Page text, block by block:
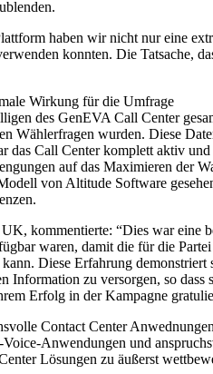
haben wir nicht nur eine
konnten. Die
Wirkung für die Umfrage
des GenEVA Call Center
Wählerfragen wurden. Diese
das Call Center komplett aktiv
auf das Maximieren der
von Altitude Software
kommentierte: “Dies war eine
waren, damit die für die
Diese Erfahrung
zu versorgen, so
Erfolg in der Kampagne
Contact Center
Anwendungen und
Lösungen zu äußerst